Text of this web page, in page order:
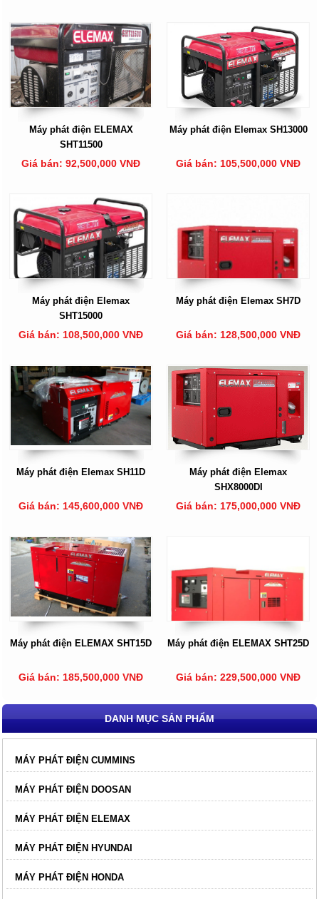
Máy phát điện ELEMAX
SHT11500
Giá bán: 92,500,000 VNĐ
Máy phát điện Elemax SH13000
Giá bán: 105,500,000 VNĐ
Máy phát điện Elemax
SHT15000
Giá bán: 108,500,000 VNĐ
Máy phát điện Elemax SH7D
Giá bán: 128,500,000 VNĐ
Máy phát điện Elemax SH11D
Giá bán: 145,600,000 VNĐ
Máy phát điện Elemax
SHX8000DI
Giá bán: 175,000,000 VNĐ
Máy phát điện ELEMAX SHT15D
Giá bán: 185,500,000 VNĐ
Máy phát điện ELEMAX SHT25D
Giá bán: 229,500,000 VNĐ
DANH MỤC SẢN PHẨM
MÁY PHÁT ĐIỆN CUMMINS
MÁY PHÁT ĐIỆN DOOSAN
MÁY PHÁT ĐIỆN ELEMAX
MÁY PHÁT ĐIỆN HYUNDAI
MÁY PHÁT ĐIỆN HONDA